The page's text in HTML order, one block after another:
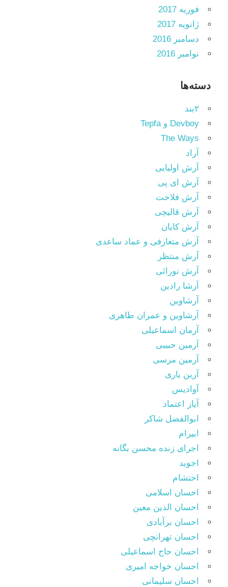
فوریه 2017
ژانویه 2017
دسامبر 2016
نوامبر 2016
دسته‌ها
۲بند
Devboy و Tepfa
The Ways
آراد
آرش اولیایی
آرش ای پی
آرش فلاحت
آرش قالیچی
آرش کایان
آرش متعارفی و عماد ساعدی
آرش منتظر
آرش نورائی
آرشا رادین
آرشاوین
آرشاوین و عمران طاهری
آرمان اسماعیلی
آرمین حبیبی
آرمین مرسی
آرین یاری
آوادیس
آیاز اعتماد
ابوالفضل شاکر
ابیرام
اجرای زنده محسن یگانه
اجوید
احتشام
احسان اسلامی
احسان الدین معین
احسان برآبادی
احسان تهرانچی
احسان حاج اسماعیلی
احسان خواجه امیری
احسان سلیمانی